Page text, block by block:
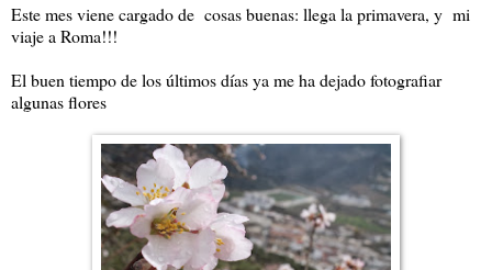
Este mes viene cargado de cosas buenas: llega la primavera, y mi
viaje a Roma!!!
El buen tiempo de los últimos días ya me ha dejado fotografiar
algunas flores